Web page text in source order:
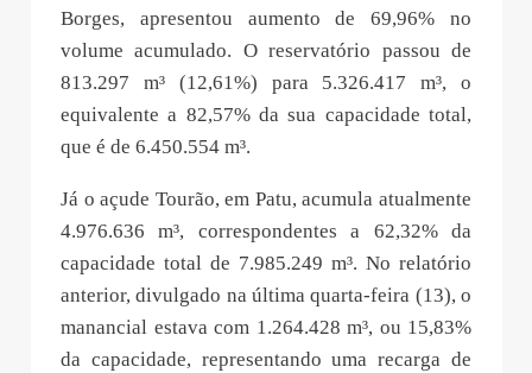
Borges, apresentou aumento de 69,96% no
volume acumulado. O reservatório passou de
813.297 m³ (12,61%) para 5.326.417 m³, o
equivalente a 82,57% da sua capacidade total,
que é de 6.450.554 m³.
Já o açude Tourão, em Patu, acumula atualmente
4.976.636 m³, correspondentes a 62,32% da
capacidade total de 7.985.249 m³. No relatório
anterior, divulgado na última quarta-feira (13), o
manancial estava com 1.264.428 m³, ou 15,83%
da capacidade, representando uma recarga de